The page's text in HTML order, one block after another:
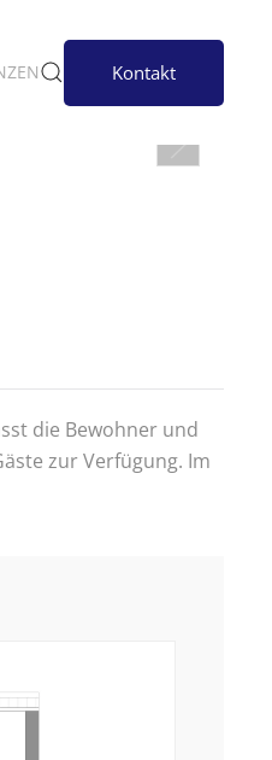
Kontakt
die Bewohner und
zur Verfügung. Im